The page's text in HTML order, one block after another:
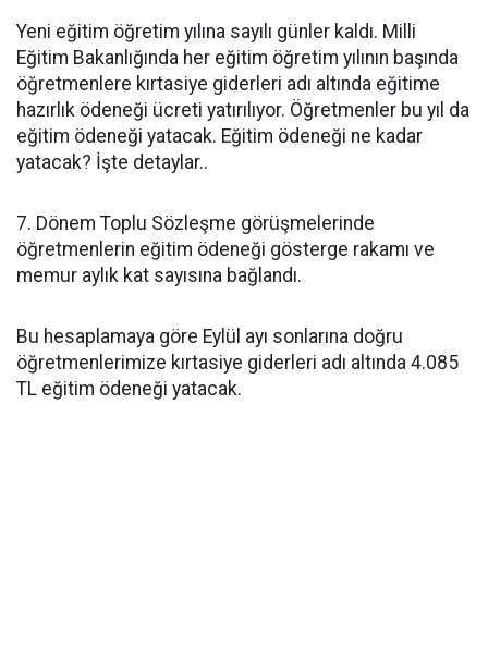
Yeni eğitim öğretim yılına sayılı günler kaldı. Milli
Eğitim Bakanlığında her eğitim öğretim yılının başında
öğretmenlere kırtasiye giderleri adı altında eğitime
hazırlık ödeneği ücreti yatırılıyor. Öğretmenler bu yıl da
eğitim ödeneği yatacak. Eğitim ödeneği ne kadar
yatacak? İşte detaylar..
7. Dönem Toplu Sözleşme görüşmelerinde
öğretmenlerin eğitim ödeneği gösterge rakamı ve
memur aylık kat sayısına bağlandı.
Bu hesaplamaya göre Eylül ayı sonlarına doğru
öğretmenlerimize kırtasiye giderleri adı altında 4.085
TL eğitim ödeneği yatacak.